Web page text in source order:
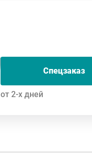
Спецзаказ
от 2-х дней